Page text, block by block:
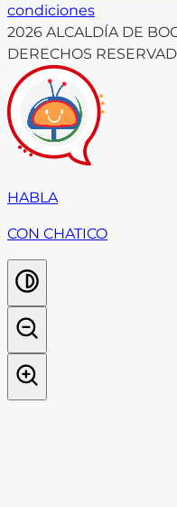
condiciones
2026 ALCALDÍA DE
DERECHOS
HABLA
CON CHATICO